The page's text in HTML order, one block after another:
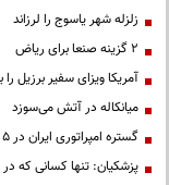
زلزله شهر یاسوج را لرزاند
۲ گزینه صنعا برای ریاض
آمریکا ویزای سفیر برزیل
میانکاله در آتش می‌سوزد
گستره امپراتوری ایران در ۵ قرن پیش از میلاد؛ تصویری از ایران ۲۵ قرن پیش
پزشکیان: تنها کسانی که در